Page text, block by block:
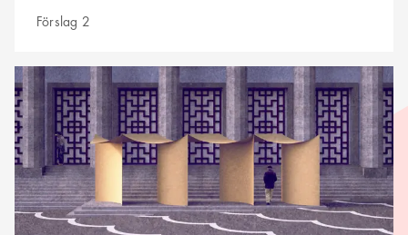
Förslag 2
Förslag
31
Vågat